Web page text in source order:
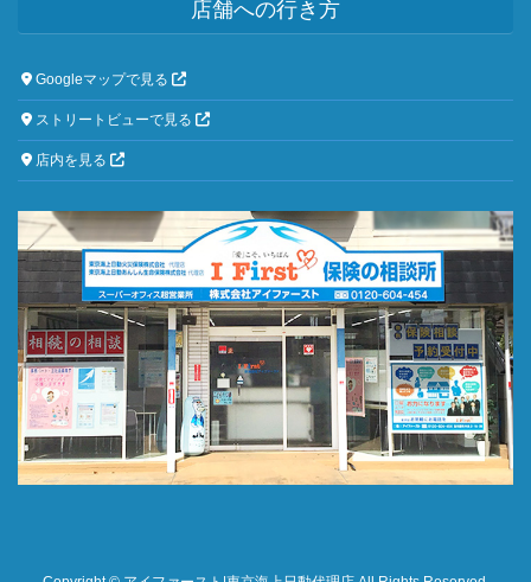
店舗への行き方
Googleマップで見る
ストリートビューで見る
店内を見る